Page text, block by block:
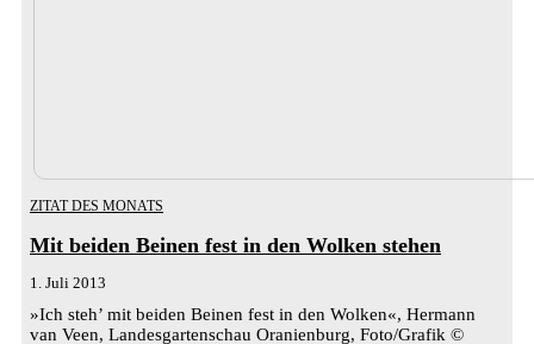
ZITAT DES MONATS
Mit beiden Beinen fest in den Wolken stehen
1. Juli 2013
»Ich steh’ mit beiden Beinen fest in den Wolken«, Hermann
van Veen, Landesgartenschau Oranienburg, Foto/Grafik ©